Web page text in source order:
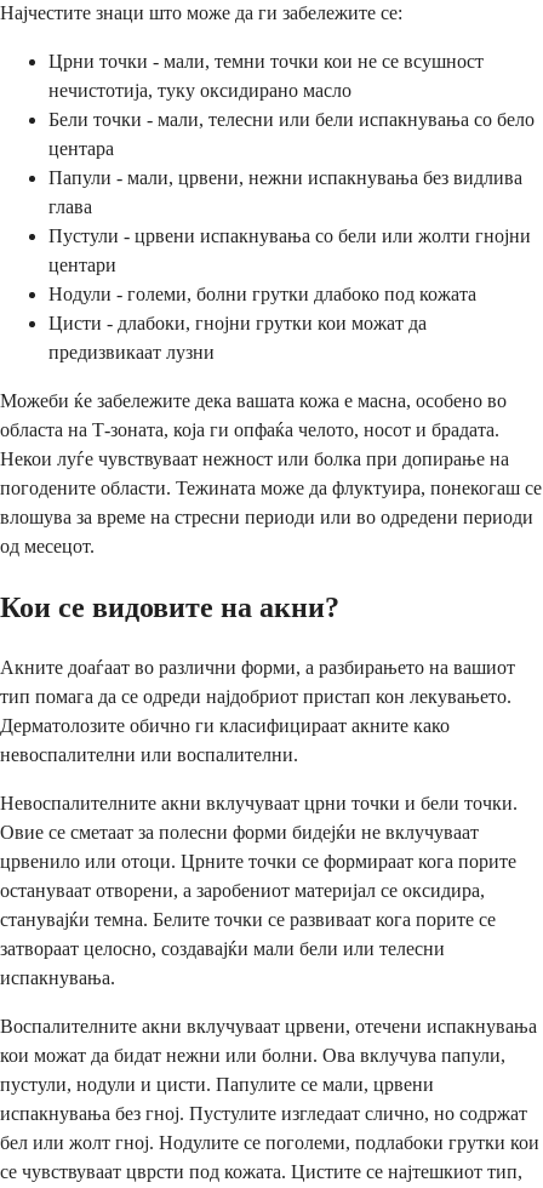
Најчестите знаци што може да ги забележите се:
Црни точки - мали, темни точки кои не се всушност
нечистотија, туку оксидирано масло
Бели точки - мали, телесни или бели испакнувања со бело
центара
Папули - мали, црвени, нежни испакнувања без видлива
глава
Пустули - црвени испакнувања со бели или жолти гнојни
центари
Нодули - големи, болни грутки длабоко под кожата
Цисти - длабоки, гнојни грутки кои можат да
предизвикаат лузни
Можеби ќе забележите дека вашата кожа е масна, особено во
областа на Т-зоната, која ги опфаќа челото, носот и брадата.
Некои луѓе чувствуваат нежност или болка при допирање на
погодените области. Тежината може да флуктуира, понекогаш се
влошува за време на стресни периоди или во одредени периоди
од месецот.
Кои се видовите на акни?
Акните доаѓаат во различни форми, а разбирањето на вашиот
тип помага да се одреди најдобриот пристап кон лекувањето.
Дерматолозите обично ги класифицираат акните како
невоспалителни или воспалителни.
Невоспалителните акни вклучуваат црни точки и бели точки.
Овие се сметаат за полесни форми бидејќи не вклучуваат
црвенило или отоци. Црните точки се формираат кога порите
остануваат отворени, а заробениот материјал се оксидира,
станувајќи темна. Белите точки се развиваат кога порите се
затвораат целосно, создавајќи мали бели или телесни
испакнувања.
Воспалителните акни вклучуваат црвени, отечени испакнувања
кои можат да бидат нежни или болни. Ова вклучува папули,
пустули, нодули и цисти. Папулите се мали, црвени
испакнувања без гној. Пустулите изгледаат слично, но содржат
бел или жолт гној. Нодулите се поголеми, подлабоки грутки кои
се чувствуваат цврсти под кожата. Цистите се најтешкиот тип,